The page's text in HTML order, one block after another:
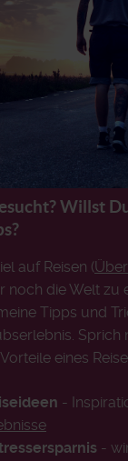
Willst
auf Reisen (
noch die Welt zu
Tipps und
Sprich
eines
-
-